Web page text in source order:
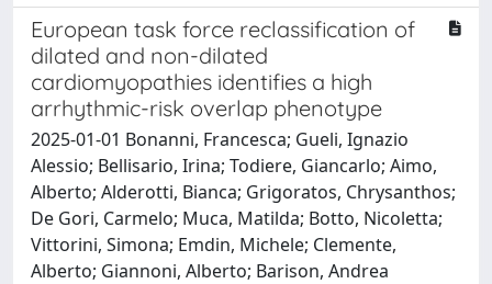
European task force reclassification of
dilated and non-dilated
cardiomyopathies identifies a high
arrhythmic-risk overlap phenotype
2025-01-01 Bonanni, Francesca; Gueli, Ignazio
Alessio; Bellisario, Irina; Todiere, Giancarlo; Aimo,
Alberto; Alderotti, Bianca; Grigoratos, Chrysanthos;
De Gori, Carmelo; Muca, Matilda; Botto, Nicoletta;
Vittorini, Simona; Emdin, Michele; Clemente,
Alberto; Giannoni, Alberto; Barison, Andrea